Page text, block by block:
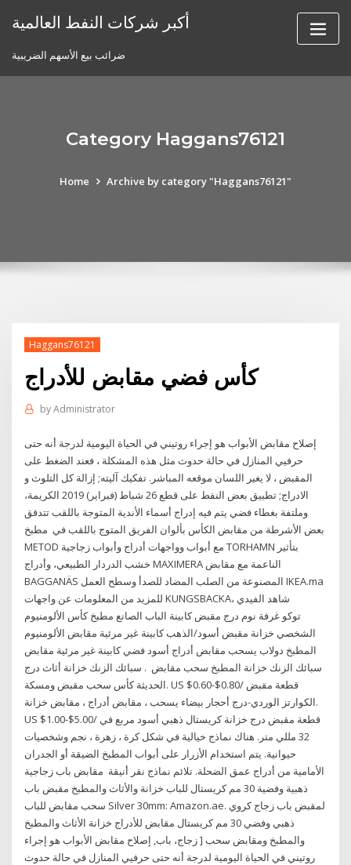
أكبر شركات النفط العالمية
ضرائب بيع الأسهم الضريبية
Category Haggans76121
Home Archive by category "Haggans76121"
Haggans76121
كأس فضي مقابض للأدراج
byAdministrator
إصلاح مقابض الأبواب هو إجراء روتيني في الحياة اليومية لدرجة أنه حتى
حرفيي المنازل في حالة حدوث مثل هذه المشكلة ، فعند الضغط على
المقبض ، لا يغير اللسان موقعه المباشر. تفكيك آليته; إزالة كل التلوث و
الادراج; تطبيق بعض النفط على قطع 26 شباط (فبراير) 2019 الكريمة،
وملتفة بغطاء فضي يتم فيه إدراج أسماء الأندية المتوجة باللقب تتدفق
بعض الأشرطة من مقابض الكأس بألوان الفريق المتوج باللقب في مطبخ
METOD مع أبواب وواجهات أدراج وأبواب زجاجية TORHAMN بتأثير
خشب الدردار الطبيعي، وأدراج MAXIMERA الناعمة مع مقابض
BAGGANÄS المصنوعة من الصلب المضاد للصدأ وسطح العمل IKEA.ma
للمزيد من المعلومات عن واجهات KUNGSBACKA، شاهد الفيدي
توكو غرفة نوم درج مقبض كابينة الباب الصانع مطبخ كأس الألومنيوم
الشخصي خزانة مقبض أسود/الذهب كابينة غير مرئية مقابض الألومنيوم
المطبخ دولاب يسحب مقابض أدراج أسود فضي كابينة غير مرئية مقابض
سبائك الزنك خزانة المطبخ سحب مقابض . سبائك الزنك خزانة أثاث درج
الحديثة كأس سحب مقبض ومسكة. US $0.60-$0.80/ قطعة مقبض
الكوارتز الوردي-درج أحجار بيضاء يسحب ، مقابض أدراج ، مقابض خزانة.
US $1.00-$5.00/ قطعة مقبض درج خزانة كريستال ذهبي أسود مربع في
32 مللي متر. هناك نماذج خيالية في شكل كرة ، زهرة ، نجم وشخصيات
حيوانية. يتم استخدام الأزرار على أبواب المطبخ الضيقة أو الجدران
الأمامية من أدراج عمق الضحلة. تلائم نماذج نقر أنيقة مقابض باب زجاجية
ذهبية وفضية 30 مم كريستال للباب خزانة والأثاث والمطبخ مقبض باب
سحب مقابض للباب Silver 30mm: Amazon.ae. لمقبض باب زجاج كروي
ذهبي وفضي 30 مم كريستال مقابض للأدراج خزانة الأثاث والمطبخ
والمطبخ ومقابض سحب [ زجاج، باب, إصلاح مقابض الأبواب هو إجراء
روتيني في الحياة اليومية لدرجة أنه حتى حرفيي المنازل في حالة حدوث